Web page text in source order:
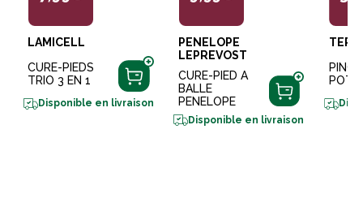
LAMICELL
CURE-PIEDS
TRIO 3 EN 1
Disponible en livraison
PENELOPE
LEPREVOST
CURE-PIED A
BALLE
PENELOPE
Disponible en livraison
POT